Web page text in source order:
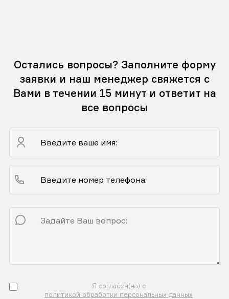
Остались вопросы? Заполните форму
заявки и наш менеджер свяжется с
Вами в течении 15 минут и ответит на
все вопросы
Я согласен(на) с
политикой обработки персональных данных